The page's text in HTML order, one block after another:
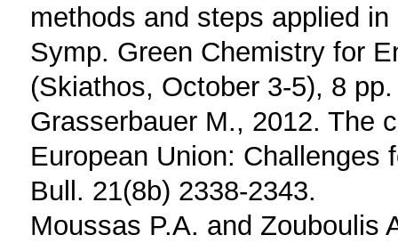
methods and steps applied
Symp. Green Chemistry for
(Skiathos, October 3-5), 8 pp.
Grasserbauer M., 2012. The
European Union: Challenges
Bull. 21(8b) 2338-2343.
Moussas P.A. and Zouboulis